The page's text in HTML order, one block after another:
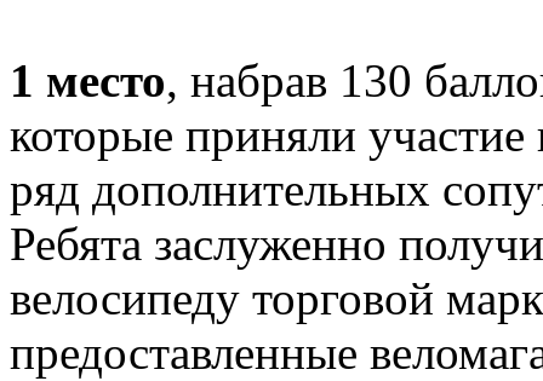
1 место, набрав 130
которые приняли
ряд дополнительных
Ребята заслуженно
велосипеду торговой
предоставленные